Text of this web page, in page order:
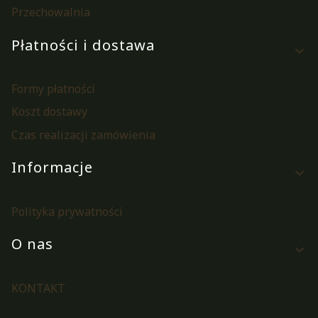
Przechowalnia
Płatności i dostawa
Formy płatności
Koszt dostawy
Czas realizacji zamówienia
Informacje
Polityka prywatności
O nas
KONTAKT